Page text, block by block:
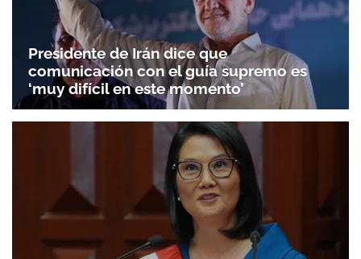
Presidente de Irán dice que
comunicación con el guía supremo es
‘muy difícil en este momento’